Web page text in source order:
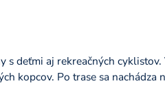
deťmi aj rekreačných cyklistov.
kopcov. Po trase sa nachádza